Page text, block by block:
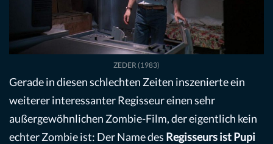
ZEDER (1983)
Gerade in diesen schlechten Zeiten inszenierte ein
weiterer interessanter Regisseur einen sehr
außergewöhnlichen Zombie-Film, der eigentlich kein
echter Zombie ist: Der Name des Regisseurs ist Pupi